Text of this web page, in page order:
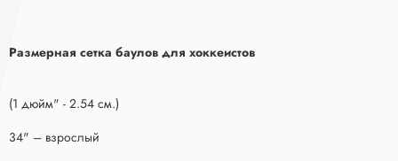
Размерная сетка баулов для хоккеистов
(1 дюйм" - 2.54 см.)
34" – взрослый